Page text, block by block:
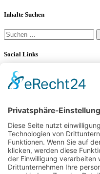
Inhalte Suchen
Suchen
nach:
Social Links
YouTube LinkedIn
100 km Verbrauch Test
25.